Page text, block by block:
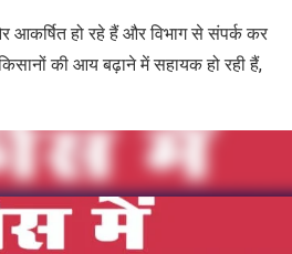
हो रहे हैं और विभाग से संपर्क कर
की आय बढ़ाने में सहायक हो रही हैं,